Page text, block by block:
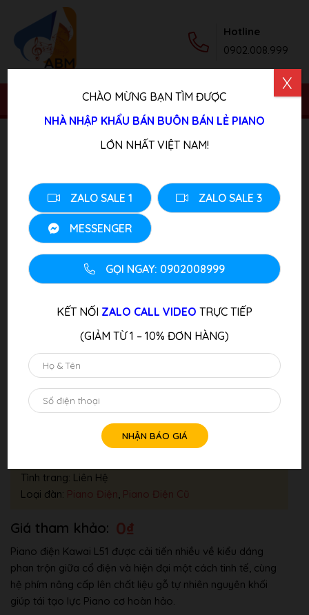
Hotline
0902.008.999
Trang chủ/ Sản phẩm/Piano Điện/ Đàn Piano Điện
Đàn Piano Điện KAWAI L51
Tình trang: Liên Hệ
Loại đàn: Piano Điện Piano Điện Cũ
0₫
Piano điện Kawai L51 được cải tiến nhiều về kiểu dáng
phan trộn giữa cổ điện và hiện đại một cách tinh tế, cùng
hệ phím nâng cấp lên chất liệu gỗ tự nhiên nguyên khối
giúp tái tạo lực Piano cơ hoàn hảo.
CHÀO MỪNG BẠN TÌM ĐƯỢC
NHÀ NHẬP KHẨU BÁN BUÔN BÁN LẺ PIANO
LỚN NHẤT VIỆT NAM!
ZALO SALE 1 ZALO SALE 3
MESSENGER
GỌI NGAY: 0902008999
KẾT NỐI ZALO CALL VIDEO TRỰC TIẾP
(GIẢM TỪ 1 – 10% ĐƠN HÀNG)
X